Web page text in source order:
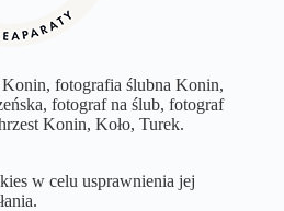
fotografia ślubna Konin,
fotograf na ślub, fotograf
Konin, Koło, Turek.
w celu usprawnienia jej